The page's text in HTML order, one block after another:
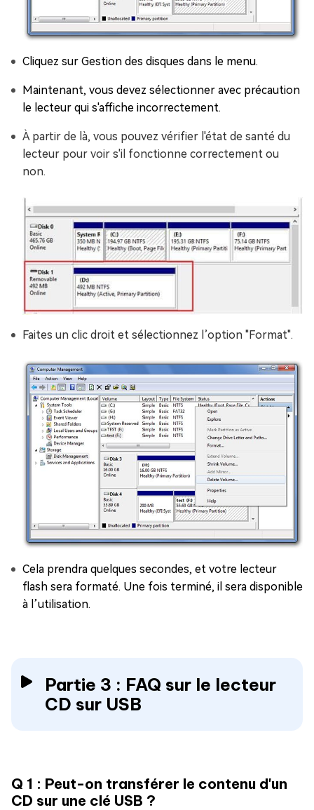
Cliquez sur Gestion des disques dans le menu.
Maintenant, vous devez sélectionner avec précaution
le lecteur qui s'affiche incorrectement.
À partir de là, vous pouvez vérifier l'état de santé du
lecteur pour voir s'il fonctionne correctement ou
non.
Faites un clic droit et sélectionnez l’option "Format".
Cela prendra quelques secondes, et votre lecteur
flash sera formaté. Une fois terminé, il sera disponible
à l’utilisation.
Partie 3 : FAQ sur le lecteur
CD sur USB
Q 1 : Peut-on transférer le contenu d'un
CD sur une clé USB ?